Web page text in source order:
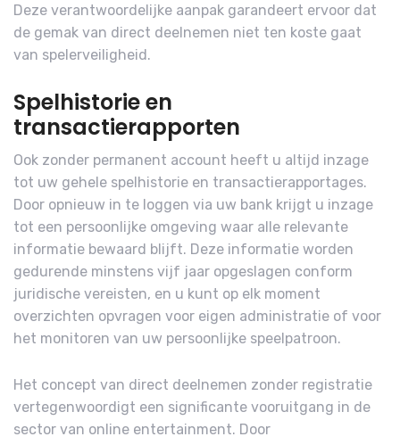
Deze verantwoordelijke aanpak garandeert ervoor dat
de gemak van direct deelnemen niet ten koste gaat
van spelerveiligheid.
Spelhistorie en
transactierapporten
Ook zonder permanent account heeft u altijd inzage
tot uw gehele spelhistorie en transactierapportages.
Door opnieuw in te loggen via uw bank krijgt u inzage
tot een persoonlijke omgeving waar alle relevante
informatie bewaard blijft. Deze informatie worden
gedurende minstens vijf jaar opgeslagen conform
juridische vereisten, en u kunt op elk moment
overzichten opvragen voor eigen administratie of voor
het monitoren van uw persoonlijke speelpatroon.
Het concept van direct deelnemen zonder registratie
vertegenwoordigt een significante vooruitgang in de
sector van online entertainment. Door